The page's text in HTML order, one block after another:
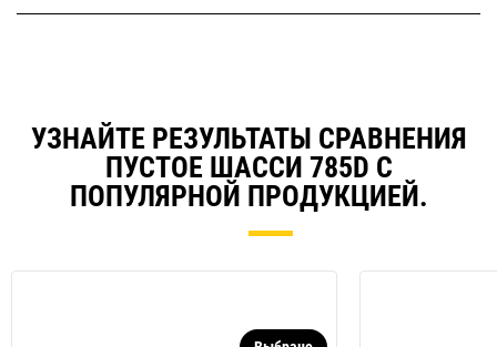
УЗНАЙТЕ РЕЗУЛЬТАТЫ СРАВНЕНИЯ
ПУСТОЕ ШАССИ 785D С
ПОПУЛЯРНОЙ ПРОДУКЦИЕЙ.